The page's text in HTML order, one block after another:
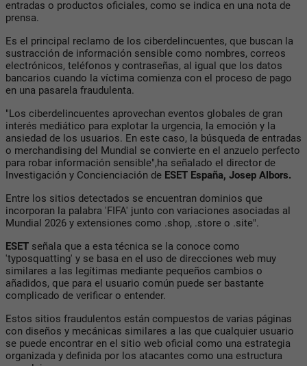
entradas o productos oficiales, como se indica en una nota de
prensa.
Es el principal reclamo de los ciberdelincuentes, que buscan la
sustracción de información sensible como nombres, correos
electrónicos, teléfonos y contraseñas, al igual que los datos
bancarios cuando la víctima comienza con el proceso de pago
en una pasarela fraudulenta.
"Los ciberdelincuentes aprovechan eventos globales de gran
interés mediático para explotar la urgencia, la emoción y la
ansiedad de los usuarios. En este caso, la búsqueda de entradas
o merchandising del Mundial se convierte en el anzuelo perfecto
para robar información sensible",ha señalado el director de
Investigación y Concienciación de ESET España, Josep Albors.
Entre los sitios detectados se encuentran dominios que
incorporan la palabra 'FIFA' junto con variaciones asociadas al
Mundial 2026 y extensiones como .shop, .store o .site".
ESET señala que a esta técnica se la conoce como
'typosquatting' y se basa en el uso de direcciones web muy
similares a las legítimas mediante pequeños cambios o
añadidos, que para el usuario común puede ser bastante
complicado de verificar o entender.
Estos sitios fraudulentos están compuestos de varias páginas
con diseños y mecánicas similares a las que cualquier usuario
se puede encontrar en el sitio web oficial como una estrategia
organizada y definida por los atacantes como una estructura